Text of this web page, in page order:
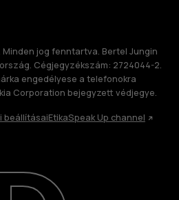
újrahasznosítás
Minden jog fenntartva. Bertel Jungin
Cégjegyzékszám: 2724044-2.
engedélyese a telefonokra
Corporation bejegyzett védjegye.
beállításaiEtikaSpeak Up channel